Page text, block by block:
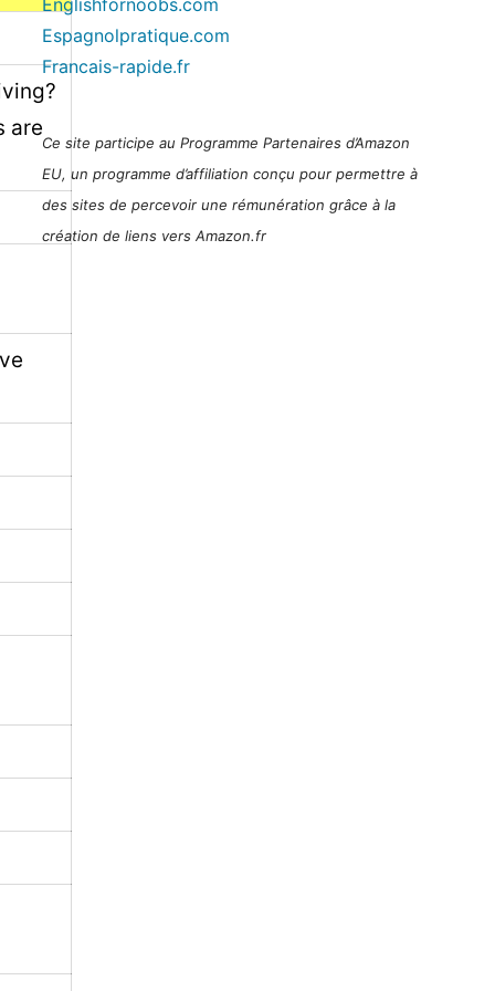
are
Englishfornoobs.com
Espagnolpratique.com
Francais-rapide.fr
Ce site participe au Programme Partenaires d’Amazon
EU, un programme d’affiliation conçu pour permettre à
des sites de percevoir une rémunération grâce à la
création de liens vers Amazon.fr